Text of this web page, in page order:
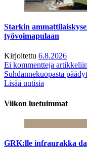
Starkin
työvoimapulaan
Kirjoitettu 6.8.2026
Ei kommentteja
Suhdannekuopasta
Lisää uutisia
Viikon luetuimmat
GRK:lle infraurakka